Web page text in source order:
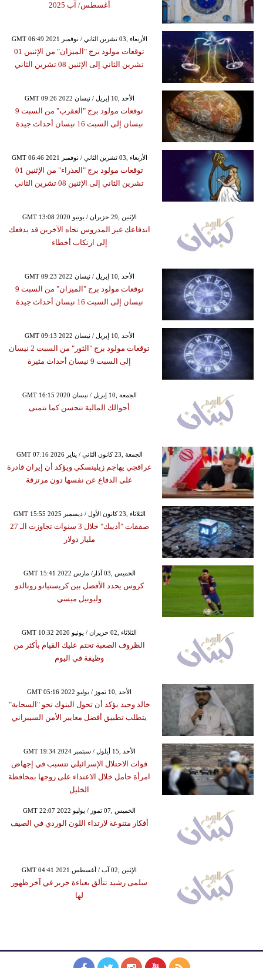
أغسطس/ آب 2025
GMT 06:49 2021 الأربعاء ,03 تشرين الثاني / نوفمبر
توقعات مولود برج "الميزان" من الإثنين 01
تشرين الثاني إلى الإثنين 08 تشرين الثاني
GMT 09:26 2022 الأحد ,10 إبريل / نيسان
توقعات مولود برج "العقرب" من السبت 9
نيسان إلى السبت 16 نيسان أحداث جيدة
GMT 06:46 2021 الأربعاء ,03 تشرين الثاني / نوفمبر
توقعات مولود برج "العذراء" من الإثنين 01
تشرين الثاني إلى الإثنين 08 تشرين الثاني
GMT 13:08 2020 الإثنين ,29 حزيران / يونيو
اندفاعك غير المدروس تجاه الآخرين قد يدفعك
إلى ارتكاب أخطاء
GMT 09:23 2022 الأحد ,10 إبريل / نيسان
توقعات مولود برج "الميزان" من السبت 9
نيسان إلى السبت 16 نيسان أحداث جيدة
GMT 09:13 2022 الأحد ,10 إبريل / نيسان
توقعات مولود برج "الثور" من السبت 2 نيسان
إلى السبت 9 نيسان أحداث مثيرة
GMT 16:15 2020 الجمعة ,10 إبريل / نيسان
أحوالك المالية تتحسن كما تتمنى
GMT 07:16 2026 الجمعة ,23 كانون الثاني / يناير
عراقجي يهاجم زيلينسكي ويؤكد أن إيران قادرة
على الدفاع عن نفسها دون مرتزقة
GMT 15:55 2025 الثلاثاء ,23 كانون الأول / ديسمبر
صفقات "أديبك" خلال 3 سنوات تجاوزت الـ 27
مليار دولار
GMT 15:41 2022 الخميس ,03 آذار/ مارس
كروس يحدد الأفضل بين كريستيانو رونالدو
وليونيل ميسي
GMT 10:32 2020 الثلاثاء ,02 حزيران / يونيو
الظروف الصعبة تحتم عليك القيام بأكثر من
وظيفة في اليوم
GMT 05:16 2022 الأحد ,10 تموز / يوليو
خالد وحيد يؤكد أن تحول البنوك نحو "السحابة"
يتطلب تطبيق أفضل معايير الأمن السيبراني
GMT 19:34 2024 الأحد ,15 أيلول / سبتمبر
قوات الاحتلال الإسرائيلي تتسبب في إجهاض
امرأة حامل خلال الاعتداء على زوجها بمحافظة
الخليل
GMT 22:07 2022 الخميس ,07 تموز / يوليو
أفكار متنوعة لارتداء اللون الوردي في الصيف
GMT 04:41 2021 الإثنين ,02 آب / أغسطس
سلمى رشيد تتألق بعباءة حرير في آخر ظهور
لها